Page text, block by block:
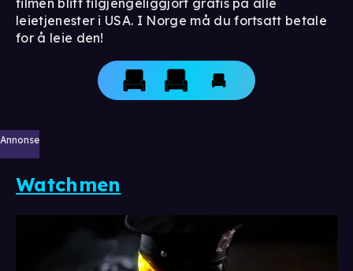
leietjenester i USA. I Norge må du fortsatt betale
for å leie den!
Annonse
Watchmen